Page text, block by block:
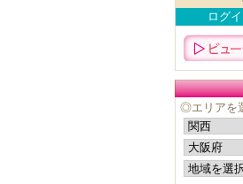
ログ
◎エリアを